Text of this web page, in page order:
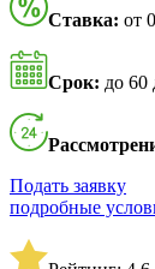
Ставка: от
Срок: до 60
Подать заявку
подробные